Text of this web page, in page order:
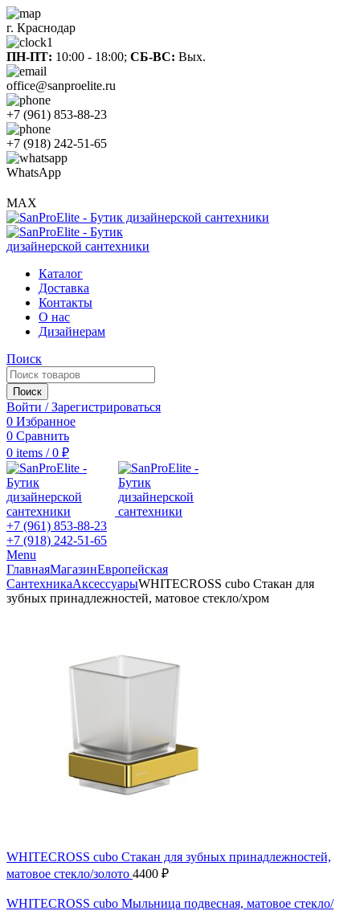
г. Краснодар
ПН-ПТ: 10:00 - 18:00; СБ-ВС: Вых.
office@sanproelite.ru
+7 (961) 853-88-23
+7 (918) 242-51-65
WhatsApp
MAX
Каталог
Доставка
Контакты
О нас
Дизайнерам
Поиск
Поиск
Войти / Зарегистрироваться
0 Избранное
0 Сравнить
0 items / 0 ₽
+7 (961) 853-88-23
+7 (918) 242-51-65
Menu
ГлавнаяМагазинЕвропейская
СантехникаАксессуарыWHITECROSS cubo Стакан для
зубных принадлежностей, матовое стекло/хром
WHITECROSS cubo Стакан для зубных принадлежностей,
матовое стекло/золото 4400 ₽
WHITECROSS cubo Мыльница подвесная, матовое стекло/